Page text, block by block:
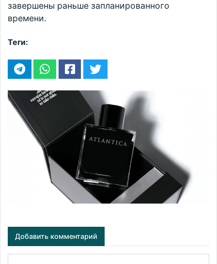
завершены раньше запланированного
времени.
Теги:
Добавить комментарий